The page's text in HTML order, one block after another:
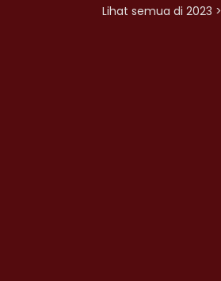
Lihat semua di 2023 >